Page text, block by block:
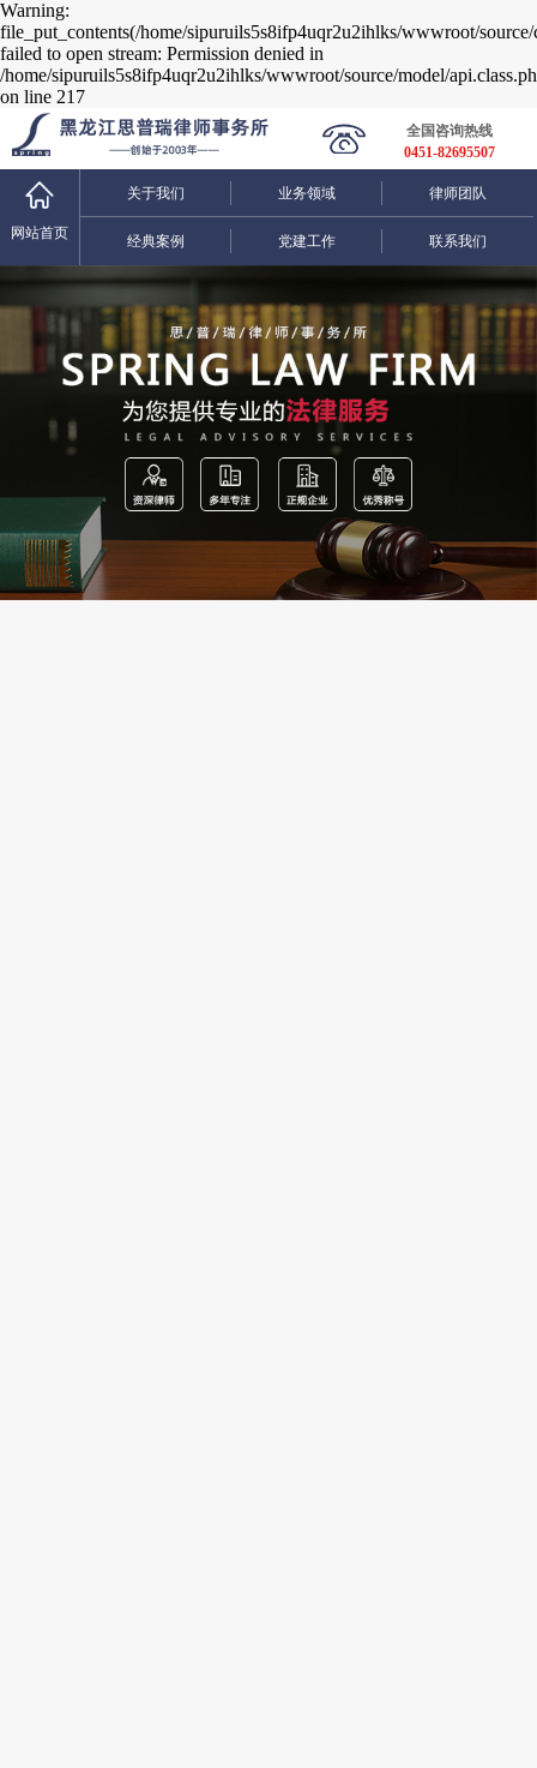
Warning:
file_put_contents(/home/sipuruils5s8ifp4uqr2u2ihlks/wwwroot/source/
failed to open stream: Permission denied in
/home/sipuruils5s8ifp4uqr2u2ihlks/wwwroot/source/model/
on line 217
全国咨询热线
0451-82695507
网站首页
关于我们 业务领域 律师团队
经典案例 党建工作 联系我们